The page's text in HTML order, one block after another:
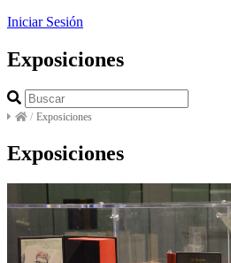
Iniciar Sesión
Exposiciones
/ Exposiciones
Exposiciones